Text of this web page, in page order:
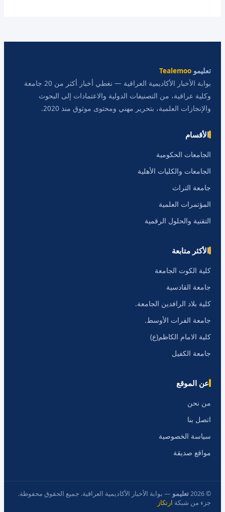
تعليمو Tealemoo
بوابة الأخبار الأكاديمية العراقية — نغطي أخبار أكثر من 20 جامعة
وكلية عراقية، من التصنيفات الدولية والاعتمادات إلى البحوث
والإنجازات العلمية، بتحرير مهني ومحتوى موثوق منذ 2020.
الأقسام
الجامعات الحكومية
الجامعات والكليات الأهلية
جامعة التراث
المؤتمرات العلمية
التقنية والحلول الرقمية
الأكثر متابعة
كلية الكوت الجامعة
جامعة القادسية
كلية بلاد الرافدين الجامعة.
جامعة الفرات الأوسط.
كلية الامام الكاظم(ع)
جامعة الكفيل
عن الموقع
من نحن
اتصل بنا
سياسة الخصوصية
مواقع صديقة
© 2026 تعليمو — بوابة الأخبار الأكاديمية العراقية. جميع الحقوق محفوظة.
جزء من شبكة ارتكاز